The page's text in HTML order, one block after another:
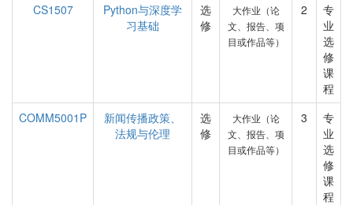
CS1507
Python与深度学
习基础
选
修
大作业（论
文、报告、项
目或作品等）
2
专
业
选
修
课
程
COMM5001P
新闻传播政策、
法规与伦理
选
修
大作业（论
文、报告、项
目或作品等）
3
专
业
选
修
课
程